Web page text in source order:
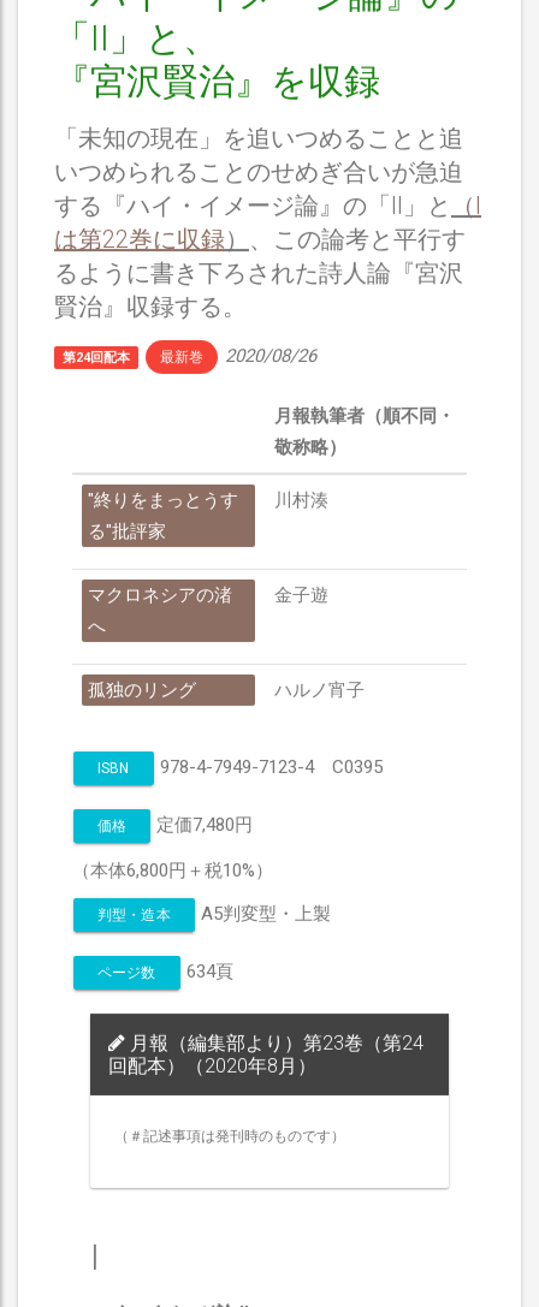
「II」と、
『宮沢賢治』を収録
「未知の現在」を追いつめることと追
いつめられることのせめぎ合いが急迫
する『ハイ・イメージ論』の「II」と
（I
は第22巻に収録） 、この論考と平行す
るように書き下ろされた詩人論『宮沢
賢治』収録する。
第24回配本 最新巻 2020/08/26
月報執筆者（順不同・
敬称略）
"終りをまっとうす
る"批評家
川村湊
マクロネシアの渚
へ
金子遊
孤独のリング ハルノ宵子
ISBN 978-4-7949-7123-4 C0395
価格 定価7,480円
（本体6,800円＋税10%）
判型・造本 A5判変型・上製
ページ数 634頁
月報（編集部より）第23巻（第24
回配本）（2020年8月）
（＃記述事項は発刊時のものです）
I